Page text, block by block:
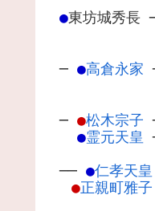
●東坊城秀長
─ ●高倉永家
─ ●松木宗子
●霊元天皇
── ●仁孝天皇
●正親町雅子